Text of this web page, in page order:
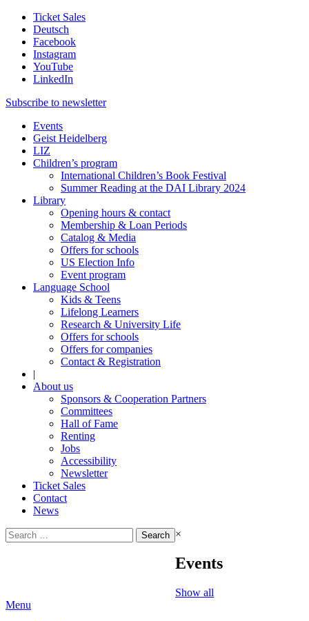
Ticket Sales
Deutsch
Facebook
Instagram
YouTube
LinkedIn
Subscribe to newsletter
Events
Geist Heidelberg
LIZ
Children’s program
International Children’s Book Festival
Summer Reading at the DAI Library 2024
Library
Opening hours & contact
Membership & Loan Periods
Catalog & Media
Offers for schools
US Election Info
Event program
Language School
Kids & Teens
Lifelong Learners
Research & University Life
Offers for schools
Offers for companies
Contact & Registration
|
About us
Sponsors & Cooperation Partners
Committees
Hall of Fame
Renting
Jobs
Accessibility
Newsletter
Ticket Sales
Contact
News
Search
for:
×
Events
Show all
Menu